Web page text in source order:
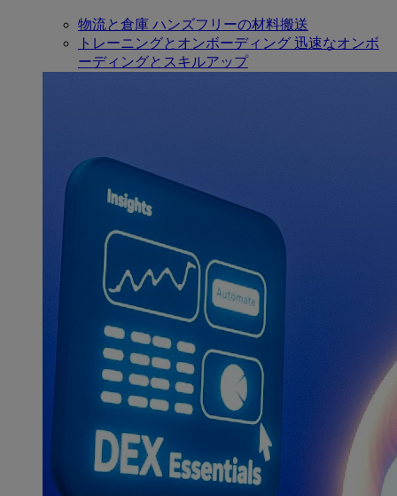
物流と倉庫 ハンズフリーの材料搬送
トレーニングとオンボーディング 迅速なオンボ
ーディングとスキルアップ